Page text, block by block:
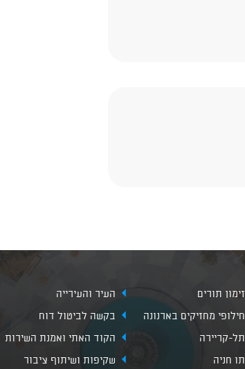
זימון תורים
העיר והעירייה
חילופי מחזיקים בארנונה
בקשה לביטול דוח
תל-קריירה
הקוד האתי ואמנת השירות
תו חניה
שקיפות ושיתוף ציבור